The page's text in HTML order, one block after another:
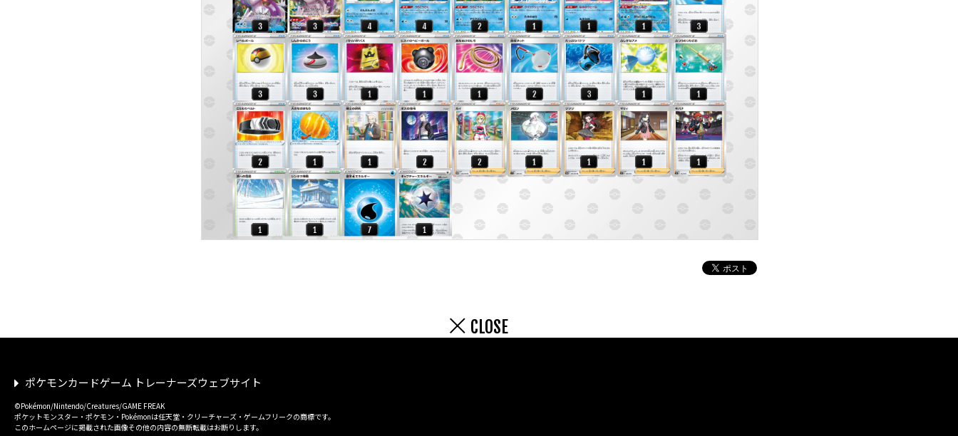
CLOSE
ポケモンカードゲーム トレーナーズウェブサイト
©Pokémon/Nintendo/Creatures/GAME FREAK
ポケットモンスター・ポケモン・Pokémonは任天堂・クリーチャーズ・ゲームフリークの商標です。
このホームページに掲載された画像その他の内容の無断転載はお断りします。